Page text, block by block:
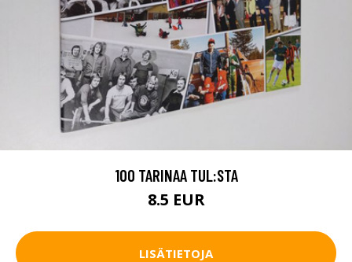
100 TARINAA TUL:STA
8.5 EUR
LISÄTIETOJA